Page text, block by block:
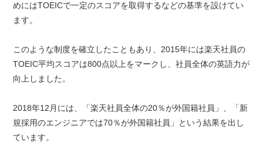
めにはTOEICで一定のスコアを取得するなどの基準を設けてい
ます。
このような制度を確立したこともあり、2015年には楽天社員の
TOEIC平均スコアは800点以上をマークし、社員全体の英語力が
向上しました。
2018年12月には、「楽天社員全体の20％が外国籍社員」、「新
規採用のエンジニアでは70％が外国籍社員」という結果を出し
ています。